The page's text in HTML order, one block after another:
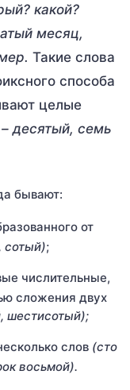
какой?
месяц,
Такие слова
способа
целые
десятый, семь
бывают:
от
сотый);
числительные,
сложения двух
шестисотый);
слов (сто
восьмой).